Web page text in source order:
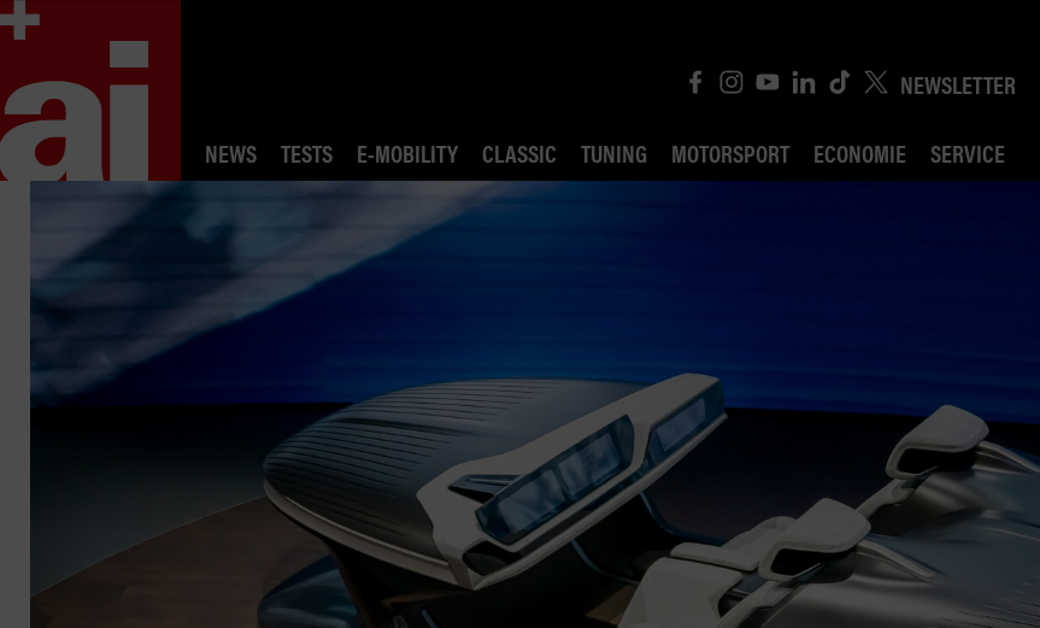
NEWSLETTER
NEWS
TESTS E-MOBILITY CLASSIC TUNING MOTORSPORT ECONOMIE SERVICE